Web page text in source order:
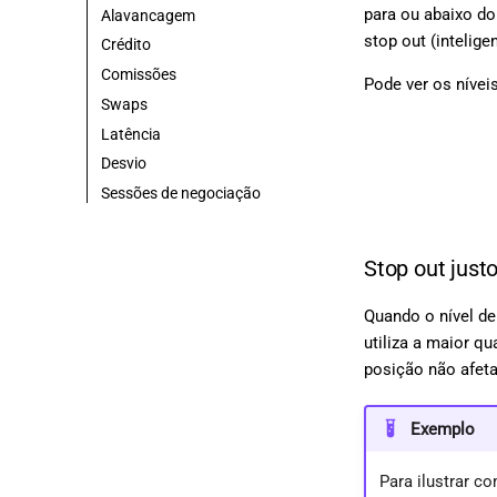
Alavancagem
Crédito
Comissões
Swaps
Latência
Desvio
Sessões de negociação
para ou abaixo
stop out
Pode ver os
Stop out
Quando o nível
utiliza a maior
posição não
Exemplo
Para ilustrar